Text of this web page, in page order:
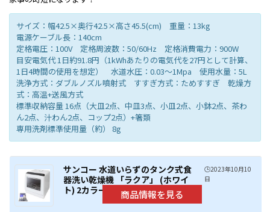
サイズ：幅42.5×奥行42.5×高さ45.5(cm) 重量：13kg
電源ケーブル長：140cm
定格電圧：100V 定格周波数：50/60Hz 定格消費電力：900W
目安電気代 1日約91.8円（1kWhあたりの電気代を27円として計算、
1日4時間の使用を想定） 水道水圧：0.03～1Mpa 使用水量：5L
洗浄方式：ダブルノズル噴射式 すすぎ方式：ためすすぎ 乾燥方
式：高温+送風方式
標準収納容量 16点（大皿2点、中皿3点、小皿2点、小鉢2点、茶わ
ん2点、汁わん2点、コップ2点）+箸類
専用洗剤標準使用量（約） 8g
サンコー 水道いらずのタンク式食
器洗い乾燥機 「ラクア」 (ホワイ
ト) 2カラー
🕒️2023年10月10
日